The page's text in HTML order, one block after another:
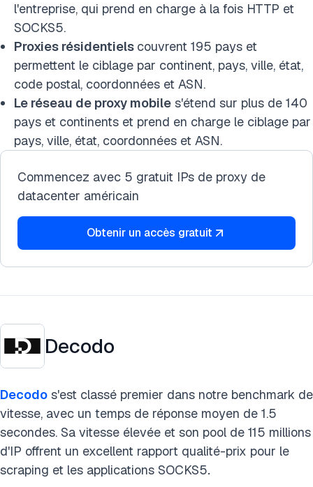
l'entreprise, qui prend en charge à la fois HTTP et
SOCKS5.
Proxies résidentiels couvrent 195 pays et
permettent le ciblage par continent, pays, ville, état,
code postal, coordonnées et ASN.
Le réseau de proxy mobile s'étend sur plus de 140
pays et continents et prend en charge le ciblage par
pays, ville, état, coordonnées et ASN.
Commencez avec 5 gratuit IPs de proxy de
datacenter américain
Obtenir un accès gratuit
Decodo
Decodo s'est classé premier dans notre benchmark de
vitesse, avec un temps de réponse moyen de 1.5
secondes. Sa vitesse élevée et son pool de 115 millions
d'IP offrent un excellent rapport qualité-prix pour le
scraping et les applications SOCKS5.